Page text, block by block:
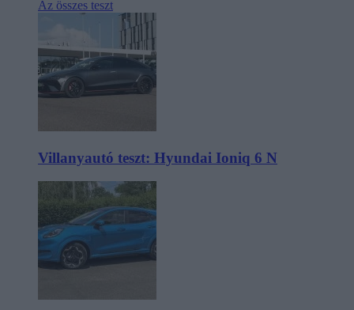
Az összes teszt
Villanyautó teszt: Hyundai Ioniq 6 N